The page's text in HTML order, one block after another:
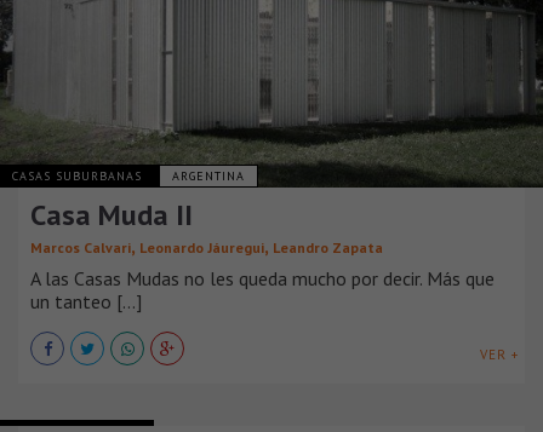
CASAS SUBURBANAS ARGENTINA
Casa Muda II
Marcos Calvari, Leonardo Jáuregui, Leandro Zapata
A las Casas Mudas no les queda mucho por decir. Más que
un tanteo [...]
VER +